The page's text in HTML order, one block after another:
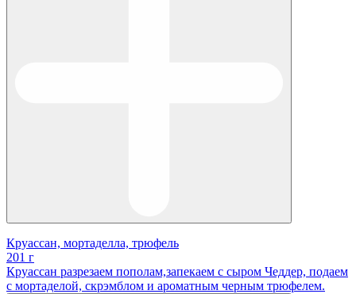
Круассан, мортаделла, трюфель
201 г
Круассан разрезаем пополам,запекаем с сыром Чеддер, подаем
с мортаделой, скрэмблом и ароматным черным трюфелем.